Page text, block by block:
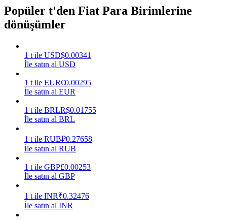
Kazan
Power Piggy
Popüler t'den Fiat Para Birimlerine
dönüşümler
1 t ile USD$0.00341
İle satın al USD
1 t ile EUR€0.00295
İle satın al EUR
1 t ile BRLR$0.01755
İle satın al BRL
1 t ile RUB₽0.27658
İle satın al RUB
1 t ile GBP£0.00253
İle satın al GBP
1 t ile INR₹0.32476
İle satın al INR